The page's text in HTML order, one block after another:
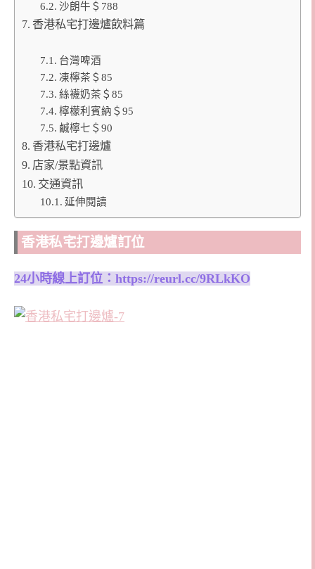
沙朗牛＄788
香港私宅打邊爐飲料篇
台灣啤酒
凍檸茶＄85
絲襪奶茶＄85
檸檬利賓納＄95
鹹檸七＄90
香港私宅打邊爐
店家/景點資訊
交通資訊
延伸閱讀
香港私宅打邊爐訂位
24小時線上訂位： https://reurl.cc/9RLkKO